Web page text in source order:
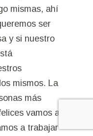
mismas, ahí
ser
y si nuestro
mismos. La
más
vamos a
a trabajar